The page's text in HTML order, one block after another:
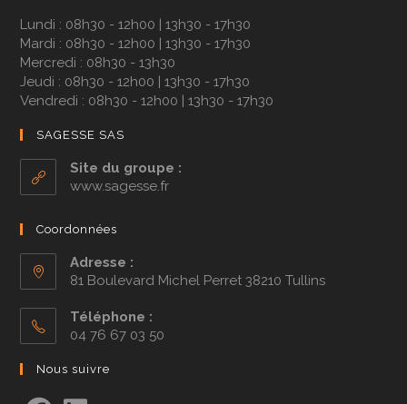
Lundi : 08h30 - 12h00 | 13h30 - 17h30
Mardi : 08h30 - 12h00 | 13h30 - 17h30
Mercredi : 08h30 - 13h30
Jeudi : 08h30 - 12h00 | 13h30 - 17h30
Vendredi : 08h30 - 12h00 | 13h30 - 17h30
SAGESSE SAS
Site du groupe :
www.sagesse.fr
Coordonnées
Adresse :
81 Boulevard Michel Perret 38210 Tullins
Téléphone :
04 76 67 03 50
Nous suivre